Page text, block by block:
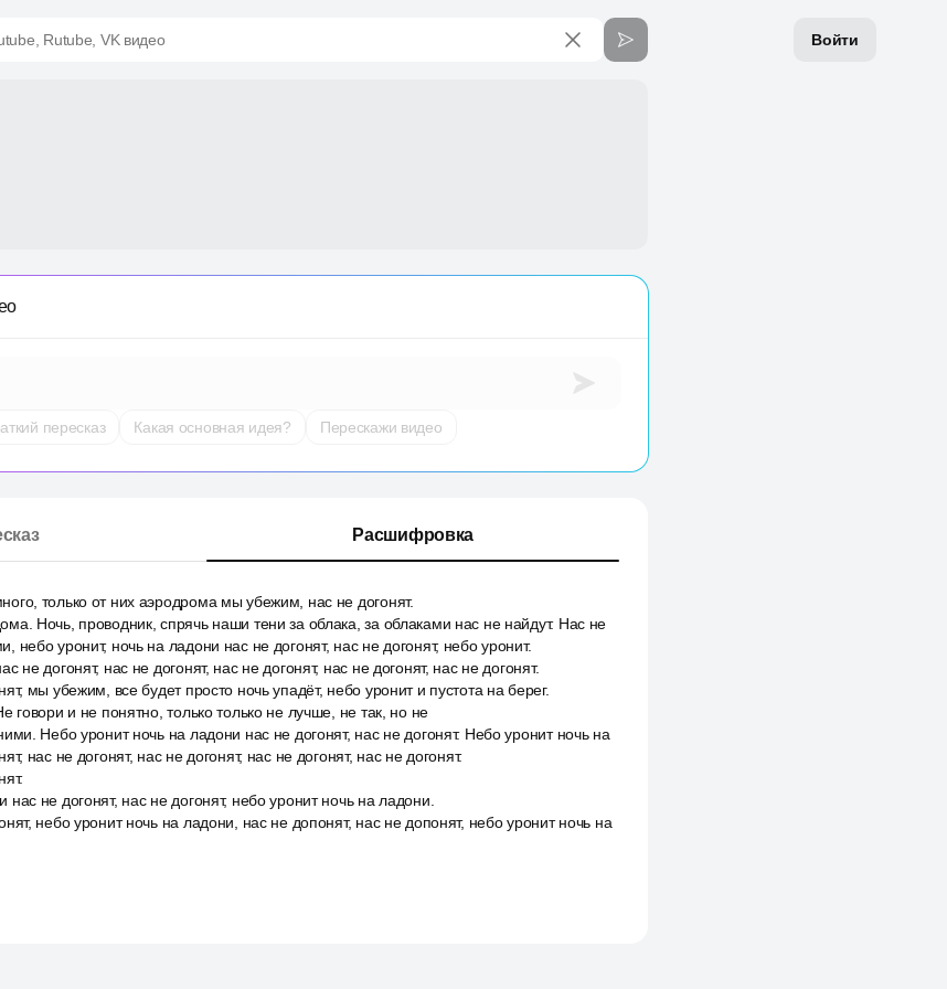
Войти
Rutube, VK видео
пересказ Какая основная идея? Перескажи видео
Расшифровка
только от них аэродрома мы убежим, нас не догонят.
Ночь, проводник, спрячь наши тени за облака, за облаками нас не найдут. Нас не
небо уронит, ночь на ладони нас не догонят, нас не догонят, небо уронит.
не догонят, нас не догонят, нас не догонят, нас не догонят, нас не догонят.
мы убежим, все будет просто ночь упадёт, небо уронит и пустота на берег.
говори и не понятно, только только не лучше, не так, но не
Небо уронит ночь на ладони нас не догонят, нас не догонят. Небо уронит ночь на
нас не догонят, нас не догонят, нас не догонят, нас не догонят.
нас не догонят, нас не догонят, небо уронит ночь на ладони.
небо уронит ночь на ладони, нас не допонят, нас не допонят, небо уронит ночь на